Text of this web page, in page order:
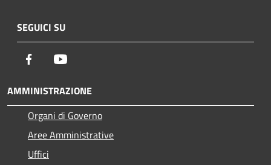
SEGUICI SU
Facebook
AMMINISTRAZIONE
Organi di Governo
Aree Amministrative
Uffici